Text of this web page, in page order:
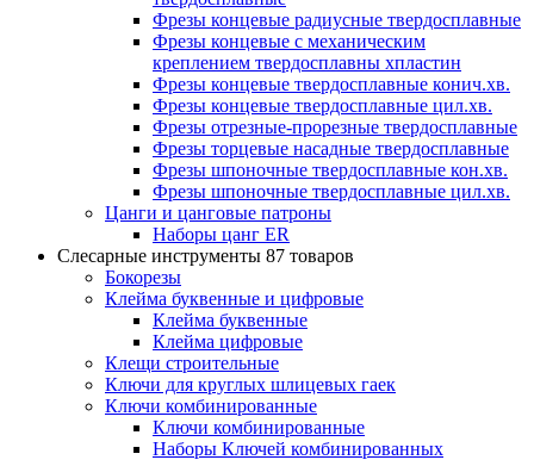
Фрезы концевые радиусные твердосплавные
Фрезы концевые с механическим
креплением твердосплавны хпластин
Фрезы концевые твердосплавные конич.хв.
Фрезы концевые твердосплавные цил.хв.
Фрезы отрезные-прорезные твердосплавные
Фрезы торцевые насадные твердосплавные
Фрезы шпоночные твердосплавные кон.хв.
Фрезы шпоночные твердосплавные цил.хв.
Цанги и цанговые патроны
Наборы цанг ER
Слесарные инструменты 87 товаров
Бокорезы
Клейма буквенные и цифровые
Клейма буквенные
Клейма цифровые
Клещи строительные
Ключи для круглых шлицевых гаек
Ключи комбинированные
Ключи комбинированные
Наборы Ключей комбинированных